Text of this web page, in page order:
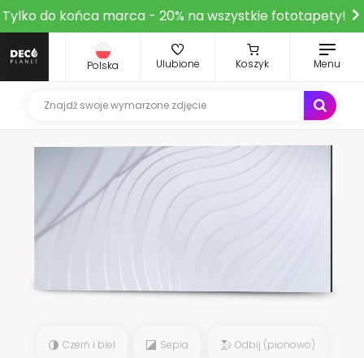
Tylko do końca marca - 20% na wszystkie fototapety!
Polska Ulubione Koszyk Menu
Czerń i biel Sepia Odbij (pionowo)